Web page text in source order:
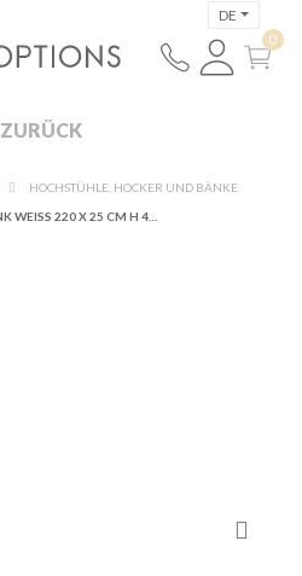
DE
ZURÜCK
HOCHSTÜHLE, HOCKER UND BÄNKE